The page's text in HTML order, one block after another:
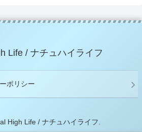
Life / ナチュハイライフ
ポリシー
High Life / ナチュハイライフ.